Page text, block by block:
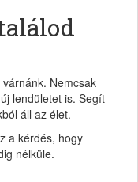
Nemcsak
lendületet is. Segít
áll az élet.
a kérdés, hogy
nélküle.